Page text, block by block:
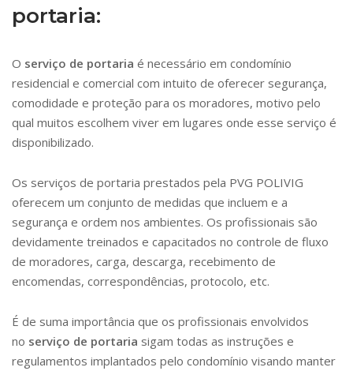
portaria:
O serviço de portaria é necessário em condomínio
residencial e comercial com intuito de oferecer segurança,
comodidade e proteção para os moradores, motivo pelo
qual muitos escolhem viver em lugares onde esse serviço é
disponibilizado.
Os serviços de portaria prestados pela PVG POLIVIG
oferecem um conjunto de medidas que incluem e a
segurança e ordem nos ambientes. Os profissionais são
devidamente treinados e capacitados no controle de fluxo
de moradores, carga, descarga, recebimento de
encomendas, correspondências, protocolo, etc.
É de suma importância que os profissionais envolvidos
no serviço de portaria sigam todas as instruções e
regulamentos implantados pelo condomínio visando manter